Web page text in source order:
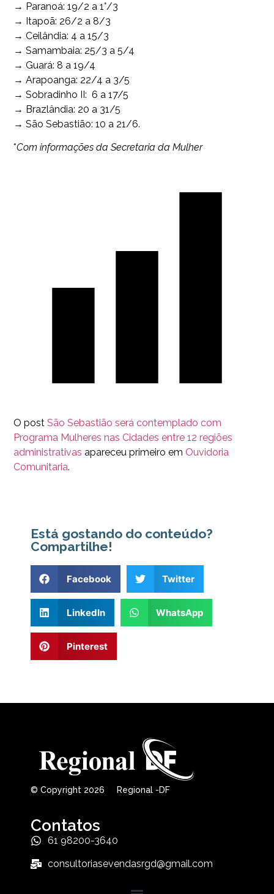
→ Paranoá: 19/2 a 1°/3
→ Itapoã: 26/2 a 8/3
→ Ceilândia: 4 a 15/3
→ Samambaia: 25/3 a 5/4
→ Guará: 8 a 19/4
→ Arapoanga: 22/4 a 3/5
→ Sobradinho II: 6 a 17/5
→ Brazlândia: 20 a 31/5
→ São Sebastião: 10 a 21/6.
*Com informações da Secretaria da Mulher
O post São Sebastião será contemplado com
Programa Mulheres nas Cidades entre 12 regiões
administrativas apareceu primeiro em Ouvidoria
Comunitaria.
Está gostando do conteúdo?
Compartilhe!
Facebook Twitter
LinkedIn WhatsApp
Pinterest
© Copyright 2026 Regional -DF
Contatos
61 98200-3640
consultoriasevendasrgd@gmail.com